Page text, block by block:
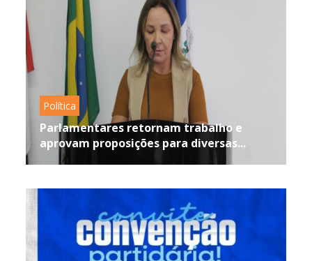
Política
Parlamentares retornam trabalho e
aprovam proposições para diversas...